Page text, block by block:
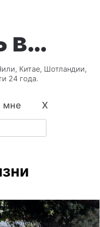
в…
Китае, Шотландии,
24 года.
мне X